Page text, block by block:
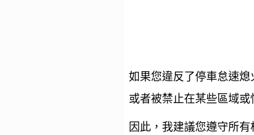
如果您違反了停車怠速
或者被禁止在某些區域或
因此，我建議您遵守所